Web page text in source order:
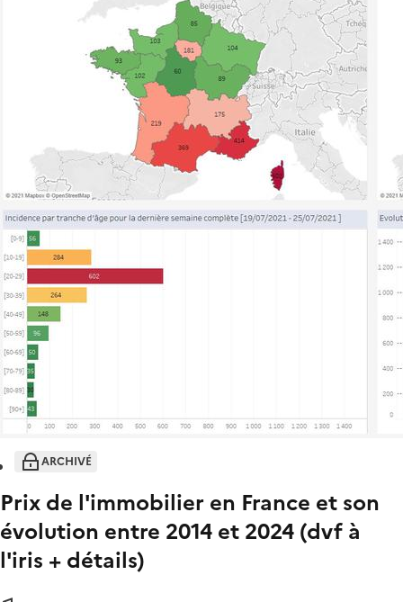
ARCHIVÉ
Prix de l'immobilier en France et son
évolution entre 2014 et 2024 (dvf à
l'iris + détails)